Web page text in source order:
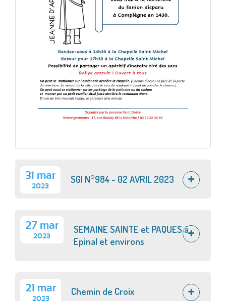
31 mar
2023
SGI N°984 - 02 AVRIL 2023
27 mar
2023
SEMAINE SAINTE et PAQUES à
Epinal et environs
21 mar
2023
Chemin de Croix